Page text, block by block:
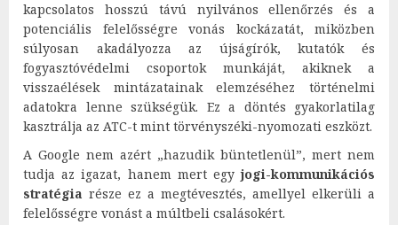
kapcsolatos hosszú távú nyilvános ellenőrzés és a
potenciális felelősségre vonás kockázatát, miközben
súlyosan akadályozza az újságírók, kutatók és
fogyasztóvédelmi csoportok munkáját, akiknek a
visszaélések mintázatainak elemzéséhez történelmi
adatokra lenne szükségük. Ez a döntés gyakorlatilag
kasztrálja az ATC-t mint törvényszéki-nyomozati eszközt.
A Google nem azért „hazudik büntetlenül”, mert nem
tudja az igazat, hanem mert egyjogi-kommunikációs
stratégia része ez a megtévesztés, amellyel elkerüli a
felelősségre vonást a múltbeli csalásokért.